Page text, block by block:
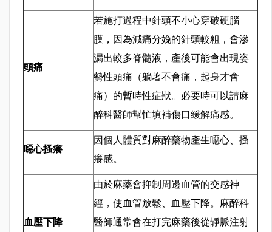
頭痛
若施打過程中針頭不小心穿破硬腦
膜，因為減痛分娩的針頭較粗，會滲
漏出較多脊髓液，產後可能會出現姿
勢性頭痛（躺著不會痛，起身才會
痛）的暫時性症狀。必要時可以請麻
醉科醫師幫忙填補傷口緩解痛感。
噁心搔癢
因個人體質對麻醉藥物產生噁心、搔
癢感。
血壓下降
由於麻藥會抑制周邊血管的交感神
經，使血管放鬆、血壓下降。麻醉科
醫師通常會在打完麻藥後從靜脈注射